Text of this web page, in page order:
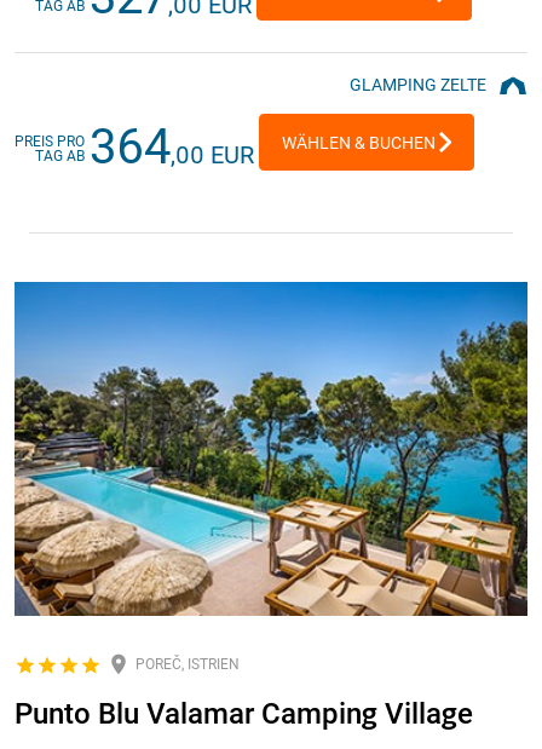
TAG AB
GLAMPING ZELTE
PREIS PRO
TAG AB 364,00 EUR WÄHLEN & BUCHEN
POREČ, ISTRIEN
Punto Blu Valamar Camping Village